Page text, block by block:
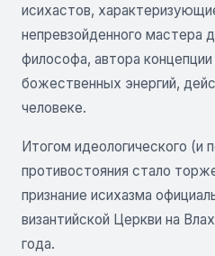
исихастов,
непревзойденного мастера
философа, автора
божественных энергий,
человеке.
Итогом идеологического (и
противостояния стало
признание исихазма
византийской Церкви на
года.